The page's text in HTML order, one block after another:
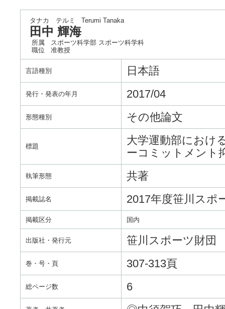
タナカ テルミ Terumi Tanaka
田中 輝海
所属
スポーツ科学部 スポーツ科学科
職位
准教授
言語種別 日本語
発行・発表の年月 2017/04
形態種別 その他論文
標題
大学運動部におけ
ーコミットメント
執筆形態 共著
掲載誌名 2017年度笹川スポ
掲載区分 国内
出版社・発行元 笹川スポーツ財団
巻・号・頁 307-313頁
総ページ数 6